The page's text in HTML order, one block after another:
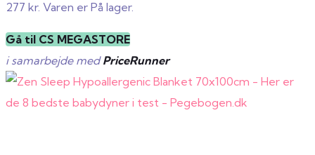
277 kr. Varen er På lager.
Gå til CS MEGASTORE
i samarbejde medPriceRunner